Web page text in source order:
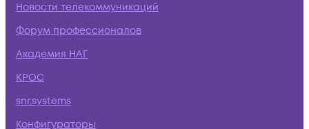
Новости телекоммуникаций
Форум профессионалов
Академия НАГ
КРОС
snr.systems
Конфигураторы